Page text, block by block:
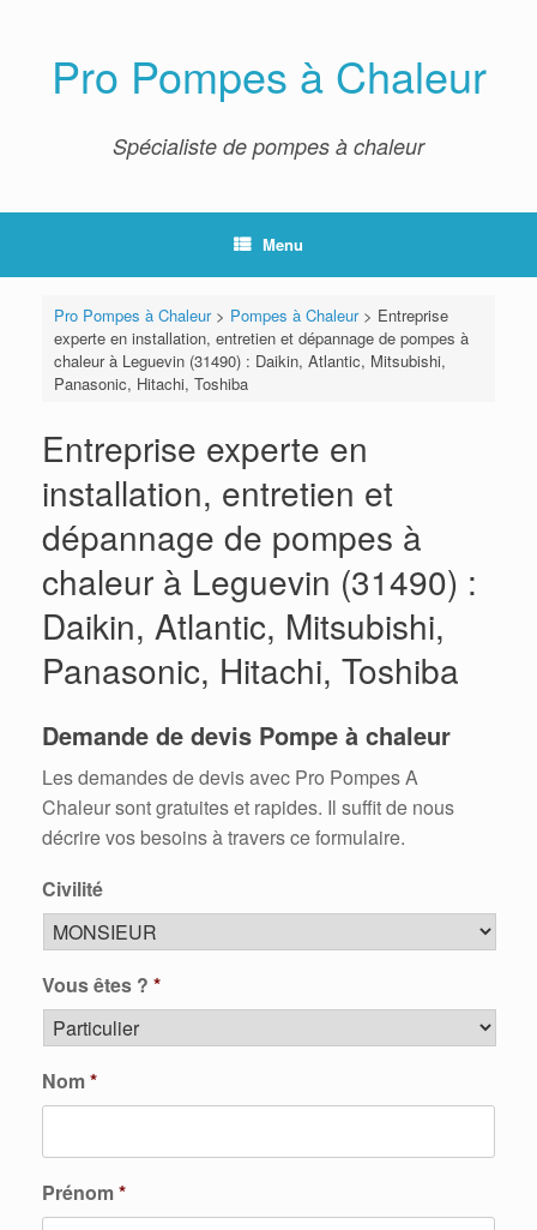
Pro Pompes à Chaleur
Spécialiste de pompes à chaleur
Menu
Pro Pompes à Chaleur> Pompes à Chaleur> Entreprise
experte en installation, entretien et dépannage de pompes à
chaleur à Leguevin (31490) : Daikin, Atlantic, Mitsubishi,
Panasonic, Hitachi, Toshiba
Entreprise experte en
installation, entretien et
dépannage de pompes à
chaleur à Leguevin (31490) :
Daikin, Atlantic, Mitsubishi,
Panasonic, Hitachi, Toshiba
Demande de devis Pompe à chaleur
Les demandes de devis avec Pro Pompes A
Chaleur sont gratuites et rapides. Il suffit de nous
décrire vos besoins à travers ce formulaire.
Civilité
Vous êtes ? *
Nom*
Prénom*